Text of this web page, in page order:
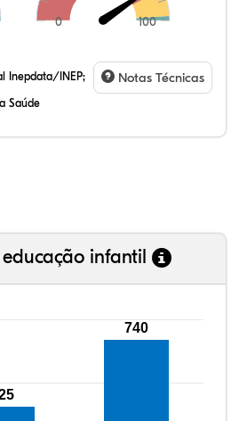
0 100
Inepdata/INEP;
Saúde
Notas Técnicas
infantil
740